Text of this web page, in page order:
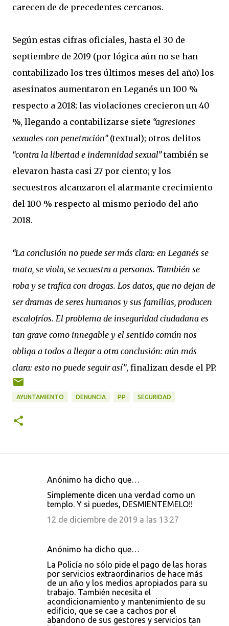
carecen de de precedentes cercanos.
Según estas cifras oficiales, hasta el 30 de
septiembre de 2019 (por lógica aún no se han
contabilizado los tres últimos meses del año) los
asesinatos aumentaron en Leganés un 100 %
respecto a 2018; las violaciones crecieron un 40
%, llegando a contabilizarse siete “agresiones
sexuales con penetración” (textual); otros delitos
“contra la libertad e indemnidad sexual”también se
elevaron hasta casi 27 por ciento; y los
secuestros alcanzaron el alarmante crecimiento
del 100 % respecto al mismo periodo del año
2018.
“La conclusión no puede ser más clara: en Leganés se
mata, se viola, se secuestra a personas. También se
roba y se trafica con drogas. Los datos, que no dejan de
ser dramas de seres humanos y sus familias, producen
escalofríos. El problema de inseguridad ciudadana es
tan grave como innegable y el sentido común nos
obliga a todos a llegar a otra conclusión: aún más
clara: esto no puede seguir así”, finalizan desde el PP.
AYUNTAMIENTO DENUNCIA PP SEGURIDAD
Anónimo ha dicho que…
Simplemente dicen una verdad como un
templo. Y si puedes, DESMIENTEMELO!!
12 de diciembre de 2019 a las 13:27
Anónimo ha dicho que…
La Policía no sólo pide el pago de las horas
por servicios extraordinarios de hace más
de un año y los medios apropiados para su
trabajo. También necesita el
acondicionamiento y mantenimiento de su
edificio, que se cae a cachos por el
abandono de sus gestores y servicios tan